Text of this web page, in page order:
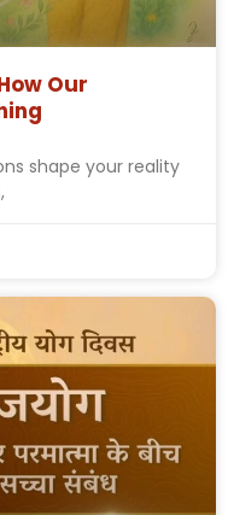
Our
shape your reality